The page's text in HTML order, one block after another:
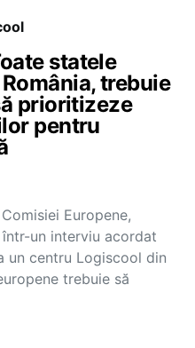
statele
trebuie
prioritizeze
pentru
Europene,
un interviu acordat
un centru Logiscool din
trebuie să